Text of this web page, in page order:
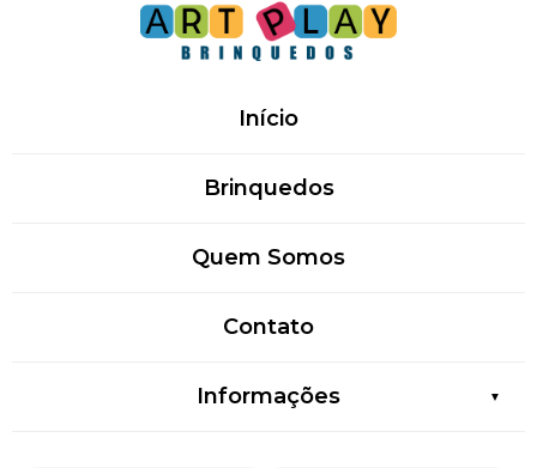
Início
Brinquedos
Quem Somos
Contato
Informações